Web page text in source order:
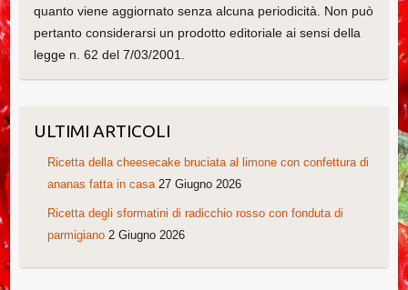
quanto viene aggiornato senza alcuna periodicità. Non può
pertanto considerarsi un prodotto editoriale ai sensi della
legge n. 62 del 7/03/2001.
ULTIMI ARTICOLI
Ricetta della cheesecake bruciata al limone con confettura di
ananas fatta in casa 27 Giugno 2026
Ricetta degli sformatini di radicchio rosso con fonduta di
parmigiano 2 Giugno 2026